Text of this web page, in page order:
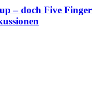
– doch Five Finger